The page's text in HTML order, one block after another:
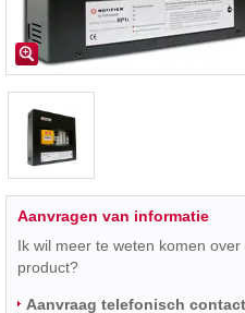
Aanvragen van informatie
Ik wil meer te weten komen over
product?
Aanvraag telefonisch contact